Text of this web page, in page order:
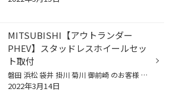
MITSUBISHI【アウトランダー
PHEV】スタッドレスホイールセッ
ト取付
磐田 浜松 袋井 掛川 菊川 御前崎 のお客様 いつもご来店ありがとうございます。 磐田市弥藤太島にあります ブリヂストンタイヤの専門店 タイヤ館磐田店です。 今回は新型アウトランダーPHEVのスタッドレスホイールセットの取付のご紹介です。 昨年にご注文頂いていたセットだったのですが、 お車が...
2022年3月14日